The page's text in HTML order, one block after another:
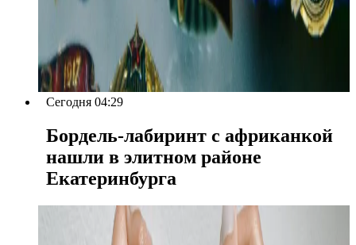
Сегодня 04:29
Бордель-лабиринт с африканкой
нашли в элитном районе
Екатеринбурга